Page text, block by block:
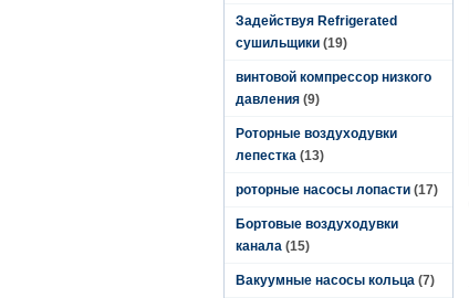
Задействуя Refrigerated
сушильщики (19)
винтовой компрессор низкого
давления (9)
Роторные воздуходувки
лепестка (13)
роторные насосы лопасти (17)
Бортовые воздуходувки
канала (15)
Вакуумные насосы кольца (7)